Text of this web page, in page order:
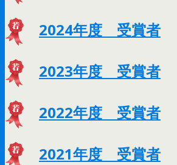
2024年度 受賞者
2023年度 受賞者
2022年度 受賞者
2021年度 受賞者